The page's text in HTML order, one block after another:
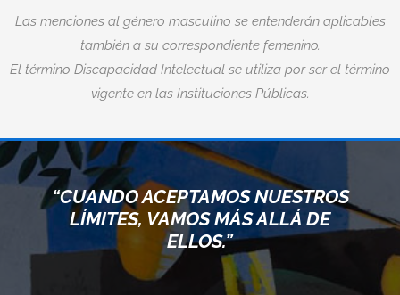
Las menciones al género masculino se entenderán aplicables
también a su correspondiente femenino.
El término Discapacidad Intelectual se utiliza por ser el término
vigente en las Instituciones Públicas.
“CUANDO ACEPTAMOS NUESTROS
LÍMITES, VAMOS MÁS ALLÁ DE
ELLOS.”